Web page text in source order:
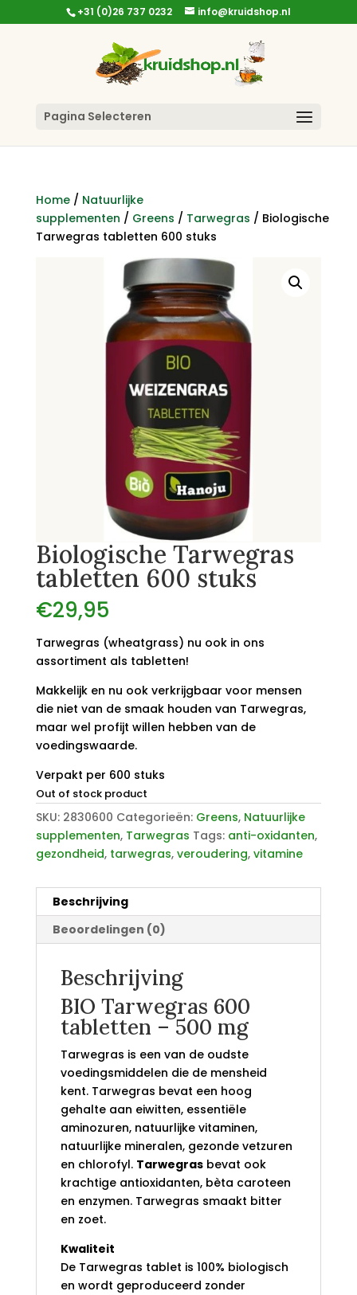
+31 (0)26 737 0232 info@kruidshop.nl
Pagina Selecteren
Home/ Natuurlijke
supplementen / Greens / Tarwegras / Biologische
Tarwegras tabletten 600 stuks
Biologische Tarwegras
tabletten 600 stuks
€29,95
Tarwegras (wheatgrass) nu ook in ons
assortiment als tabletten!
Makkelijk en nu ook verkrijgbaar voor mensen
die niet van de smaak houden van Tarwegras,
maar wel profijt willen hebben van de
voedingswaarde.
Verpakt per 600 stuks
Out of stock product
SKU: 2830600 Categorieën: Greens, Natuurlijke
supplementen, Tarwegras Tags: anti-oxidanten,
gezondheid, tarwegras, veroudering, vitamine
Beschrijving
Beoordelingen (0)
Beschrijving
BIO Tarwegras 600
tabletten – 500 mg
Tarwegras is een van de oudste
voedingsmiddelen die de mensheid
kent. Tarwegras bevat een hoog
gehalte aan eiwitten, essentiële
aminozuren, natuurlijke vitaminen,
natuurlijke mineralen, gezonde vetzuren
en chlorofyl. Tarwegrasbevat ook
krachtige antioxidanten, bèta caroteen
en enzymen. Tarwegras smaakt bitter
en zoet.
Kwaliteit
De Tarwegras tablet is 100% biologisch
en wordt geproduceerd zonder